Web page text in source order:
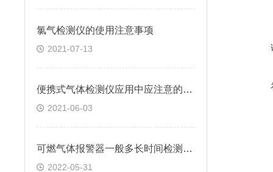
氯气检测仪的使用注意事项
2021-07-13
便携式气体检测仪应用中应注意的要点解析
2021-06-03
可燃气体报警器一般多长时间检测一次的
2022-05-31